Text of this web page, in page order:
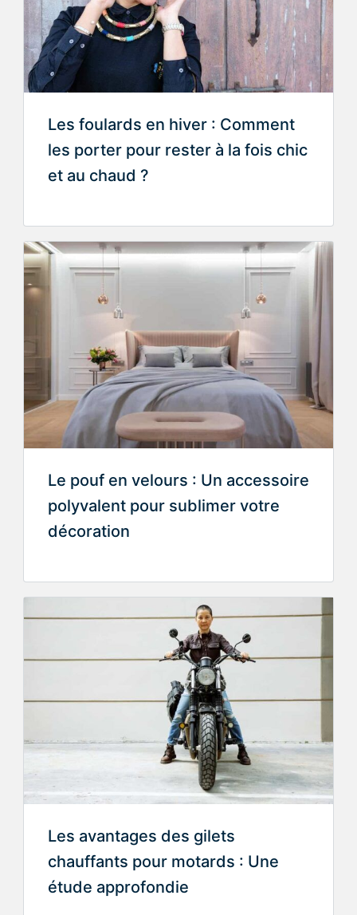
Les foulards en hiver : Comment
les porter pour rester à la fois chic
et au chaud ?
Le pouf en velours : Un accessoire
polyvalent pour sublimer votre
décoration
Les avantages des gilets
chauffants pour motards : Une
étude approfondie